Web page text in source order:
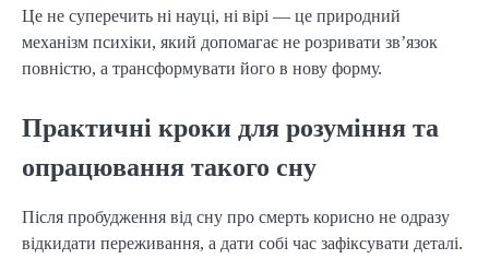
Це не суперечить ні науці, ні вірі — це природний
механізм психіки, який допомагає не розривати зв’язок
повністю, а трансформувати його в нову форму.
Практичні кроки для розуміння та
опрацювання такого сну
Після пробудження від сну про смерть корисно не одразу
відкидати переживання, а дати собі час зафіксувати деталі.